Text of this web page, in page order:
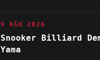
9 AĞU 2026
Snooker Billiard
Yama